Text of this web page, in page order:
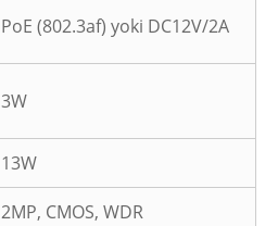
PoE (802.3af) yoki DC12V/2A
3W
13W
2MP, CMOS, WDR